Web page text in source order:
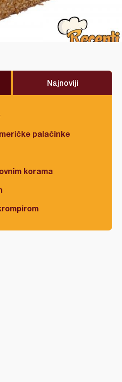
Najnoviji
palačinke
korama